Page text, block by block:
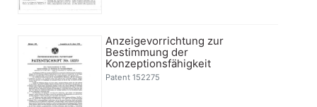
Anzeigevorrichtung zur
Bestimmung der
Konzeptionsfähigkeit
Patent 152275